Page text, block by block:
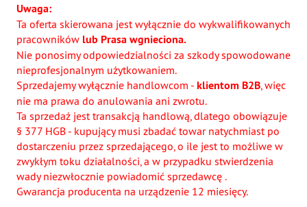
Uwaga:
Ta oferta skierowana jest wyłącznie do wykwalifikowanych
pracowników lub Prasa wgnieciona.
Nie ponosimy odpowiedzialności za szkody spowodowane
nieprofesjonalnym użytkowaniem.
Sprzedajemy wyłącznie handlowcom - klientom B2B , więc
nie ma prawa do anulowania ani zwrotu.
Ta sprzedaż jest transakcją handlową, dlatego obowiązuje
§ 377 HGB - kupujący musi zbadać towar natychmiast po
dostarczeniu przez sprzedającego, o ile jest to możliwe w
zwykłym toku działalności, a w przypadku stwierdzenia
wady niezwłocznie powiadomić sprzedawcę .
Gwarancja producenta na urządzenie 12 miesięcy.